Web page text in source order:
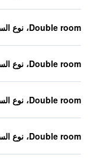
Double room، نوع السرير غير معروف
Double room، نوع السرير غير معروف
Double room، نوع السرير غير معروف
Double room، نوع السرير غير معروف